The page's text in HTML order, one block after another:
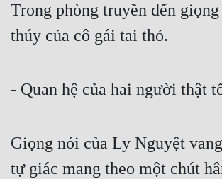
Trong phòng truyền đến
thúy của cô gái tai thỏ.
- Quan hệ của hai người thật
Giọng nói của Ly Nguyệt
tự giác mang theo một chút